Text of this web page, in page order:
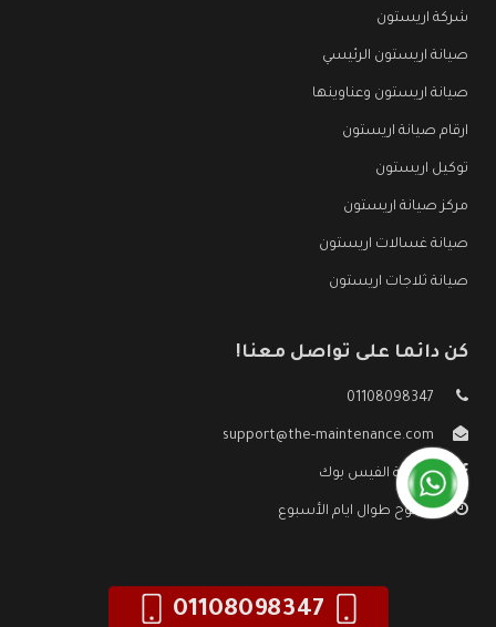
شركة اريستون
صيانة اريستون الرئيسي
صيانة اريستون وعناوينها
ارقام صيانة اريستون
توكيل اريستون
مركز صيانة اريستون
صيانة غسالات اريستون
صيانة ثلاجات اريستون
كن دائما على تواصل معنا!
01108098347
support@the-maintenance.com
صفحة الفيس بوك
مفتوح طوال ايام الأسبوع
01108098347